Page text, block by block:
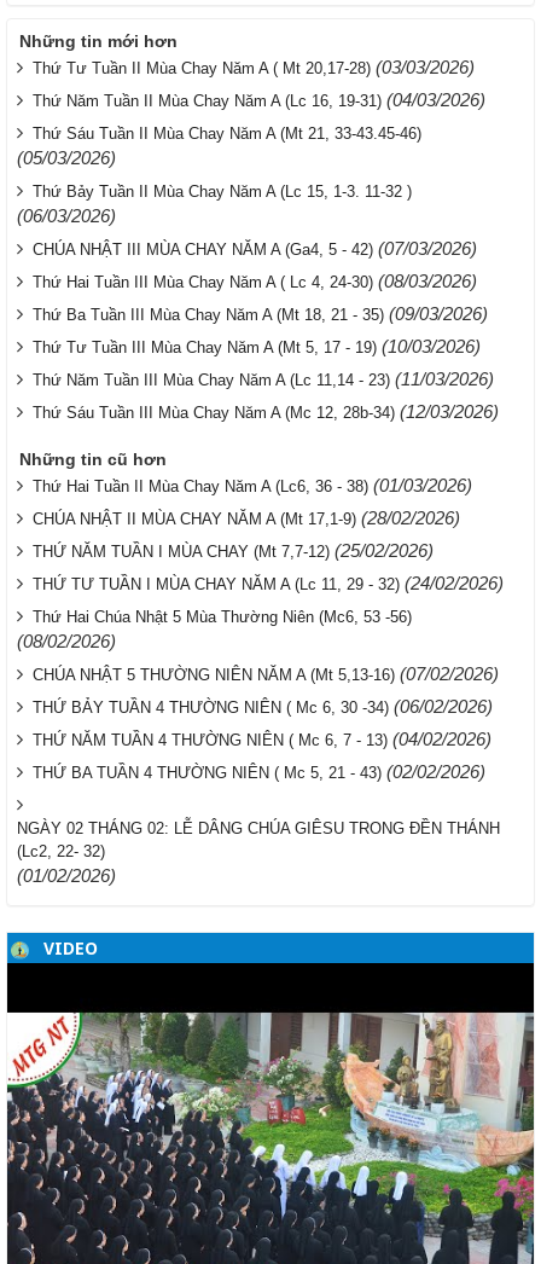
Những tin mới hơn
Thứ Tư Tuần II Mùa Chay Năm A ( Mt 20,17-28) (03/03/2026)
Thứ Năm Tuần II Mùa Chay Năm A (Lc 16, 19-31) (04/03/2026)
Thứ Sáu Tuần II Mùa Chay Năm A (Mt 21, 33-43.45-46)
(05/03/2026)
Thứ Bảy Tuần II Mùa Chay Năm A (Lc 15, 1-3. 11-32 )
(06/03/2026)
CHÚA NHẬT III MÙA CHAY NĂM A (Ga4, 5 - 42) (07/03/2026)
Thứ Hai Tuần III Mùa Chay Năm A ( Lc 4, 24-30) (08/03/2026)
Thứ Ba Tuần III Mùa Chay Năm A (Mt 18, 21 - 35) (09/03/2026)
Thứ Tư Tuần III Mùa Chay Năm A (Mt 5, 17 - 19) (10/03/2026)
Thứ Năm Tuần III Mùa Chay Năm A (Lc 11,14 - 23) (11/03/2026)
Thứ Sáu Tuần III Mùa Chay Năm A (Mc 12, 28b-34) (12/03/2026)
Những tin cũ hơn
Thứ Hai Tuần II Mùa Chay Năm A (Lc6, 36 - 38) (01/03/2026)
CHÚA NHẬT II MÙA CHAY NĂM A (Mt 17,1-9) (28/02/2026)
THỨ NĂM TUẦN I MÙA CHAY (Mt 7,7-12) (25/02/2026)
THỨ TƯ TUẦN I MÙA CHAY NĂM A (Lc 11, 29 - 32) (24/02/2026)
Thứ Hai Chúa Nhật 5 Mùa Thường Niên (Mc6, 53 -56)
(08/02/2026)
CHÚA NHẬT 5 THƯỜNG NIÊN NĂM A (Mt 5,13-16) (07/02/2026)
THỨ BẢY TUẦN 4 THƯỜNG NIÊN ( Mc 6, 30 -34) (06/02/2026)
THỨ NĂM TUẦN 4 THƯỜNG NIÊN ( Mc 6, 7 - 13) (04/02/2026)
THỨ BA TUẦN 4 THƯỜNG NIÊN ( Mc 5, 21 - 43) (02/02/2026)
NGÀY 02 THÁNG 02: LỄ DÂNG CHÚA GIÊSU TRONG ĐỀN THÁNH
(Lc2, 22- 32)
(01/02/2026)
VIDEO